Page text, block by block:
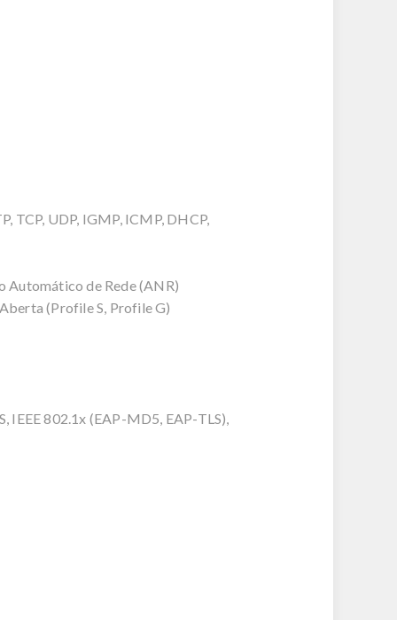
TCP, UDP, IGMP, ICMP, DHCP,
Automático de Rede (ANR)
(Profile S, Profile G)
802.1x (EAP-MD5, EAP-TLS),